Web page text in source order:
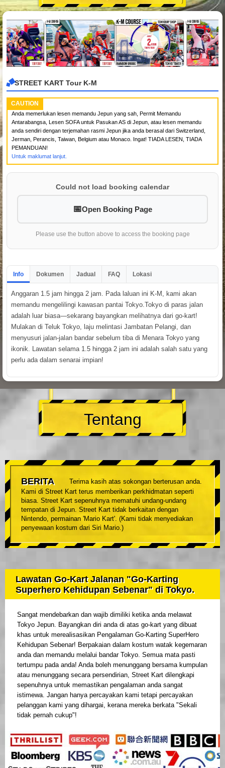
STREET KART Tour K-M
CAUTION
Anda memerlukan lesen memandu Jepun yang sah, Permit Memandu
Antarabangsa, Lesen SOFA untuk Pasukan AS di Jepun, atau lesen memandu
anda sendiri dengan terjemahan rasmi Jepun jika anda berasal dari Switzerland,
Jerman, Perancis, Taiwan, Belgium atau Monaco. Ingat! TIADA LESEN, TIADA
PEMANDUAN!
Untuk maklumat lanjut.
Could not load booking calendar
Open Booking Page
Please use the button above to access the booking page
Info Dokumen Jadual FAQ Lokasi
Anggaran 1.5 jam hingga 2 jam. Pada laluan ini K-M, kami akan
memandu mengelilingi kawasan pantai Tokyo.Tokyo di paras jalan
adalah luar biasa—sekarang bayangkan melihatnya dari go-kart!
Mulakan di Teluk Tokyo, laju melintasi Jambatan Pelangi, dan
menyusuri jalan-jalan bandar sebelum tiba di Menara Tokyo yang
ikonik. Lawatan selama 1.5 hingga 2 jam ini adalah salah satu yang
perlu ada dalam senarai impian!
Tentang
BERITA
Terima kasih atas sokongan berterusan anda.
Kami di Street Kart terus memberikan perkhidmatan seperti
biasa. Street Kart sepenuhnya mematuhi undang-undang
tempatan di Jepun. Street Kart tidak berkaitan dengan
Nintendo, permainan 'Mario Kart'. (Kami tidak menyediakan
penyewaan kostum dari Siri Mario.)
Lawatan Go-Kart Jalanan "Go-Karting
Superhero Kehidupan Sebenar" di Tokyo.
Sangat mendebarkan dan wajib dimiliki ketika anda melawat
Tokyo Jepun. Bayangkan diri anda di atas go-kart yang dibuat
khas untuk merealisasikan Pengalaman Go-Karting SuperHero
Kehidupan Sebenar! Berpakaian dalam kostum watak kegemaran
anda dan memandu melalui bandar Tokyo. Semua mata pasti
tertumpu pada anda! Anda boleh menunggang bersama kumpulan
atau menunggang secara persendirian, Street Kart dilengkapi
sepenuhnya untuk memastikan pengalaman anda sangat
istimewa. Jangan hanya percayakan kami tetapi percayakan
pelanggan kami yang dihargai, kerana mereka berkata "Sekali
tidak pernah cukup"!